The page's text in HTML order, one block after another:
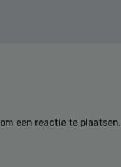
om een reactie te plaatsen.